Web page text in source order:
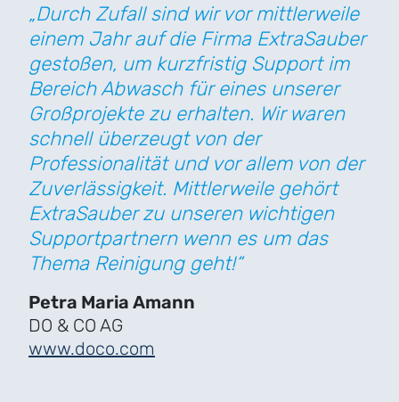
„Durch Zufall sind wir vor mittlerweile
einem Jahr auf die Firma ExtraSauber
gestoßen, um kurzfristig Support im
Bereich Abwasch für eines unserer
Großprojekte zu erhalten. Wir waren
schnell überzeugt von der
Professionalität und vor allem von der
Zuverlässigkeit. Mittlerweile gehört
ExtraSauber zu unseren wichtigen
Supportpartnern wenn es um das
Thema Reinigung geht!“
Petra Maria Amann
DO & CO AG
www.doco.com